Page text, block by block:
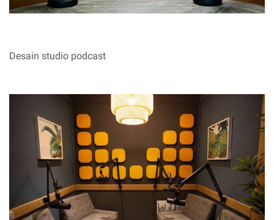
Desain studio podcast